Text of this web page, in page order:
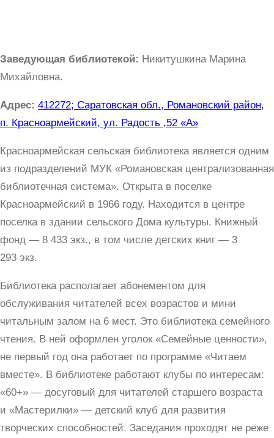
Заведующая библиотекой: Никитушкина Марина
Михайловна.
Адрес: 412272; Саратовская обл., Романовский район,
п. Красноармейский, ул. Радость ,52 «А»
Красноармейская сельская библиотека является одним
из подразделений МУК «Романовская централизованная
библиотечная система». Открыта в поселке
Красноармейский в 1966 году. Находится в центре
поселка в здании сельского Дома культуры. Книжный
фонд — 8 433 экз., в том числе детских книг — 3
293 экз.
Библиотека располагает абонементом для
обслуживания читателей всех возрастов и мини
читальным залом на 6 мест. Это библиотека семейного
чтения. В ней оформлен уголок «Семейные ценности»,
не первый год она работает по программе «Читаем
вместе». В библиотеке работают клубы по интересам:
«60+» — досуговый для читателей старшего возраста
и «Мастерилки» — детский клуб для развития
творческих способностей. Заседания проходят не реже